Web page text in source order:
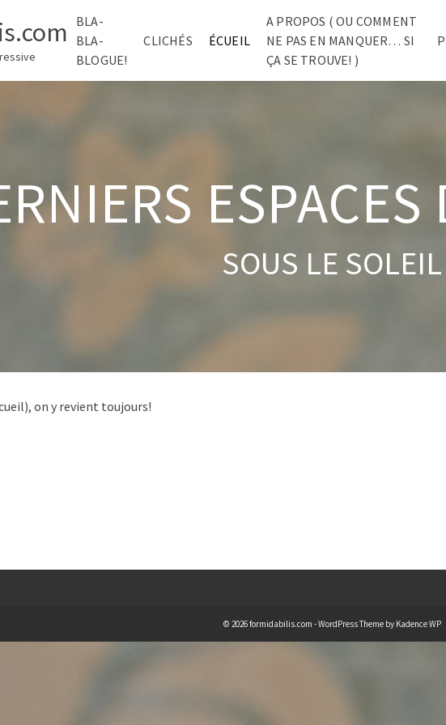
BLA-
BLA-
BLOGUE!
CLICHÉS ÉCUEIL
A PROPOS ( OU COMMENT
NE PAS EN MANQUER… SI
ÇA SE TROUVE! )
SOUS LE SOLEIL
on y revient toujours!
© 2026 formidabilis.com - WordPress Theme by Kadence WP